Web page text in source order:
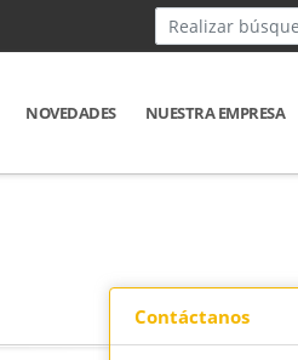
NOVEDADES NUESTRA EMPRESA
Contáctanos